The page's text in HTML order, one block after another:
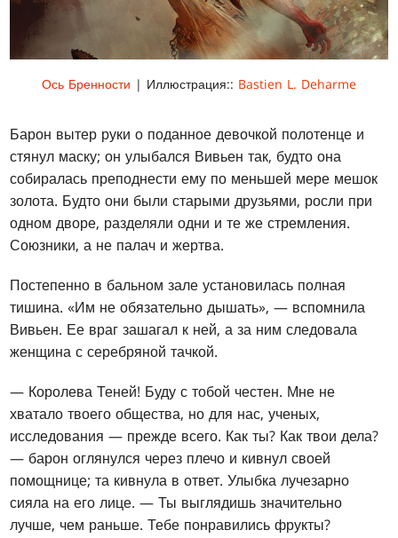
Ось Бренности | Иллюстрация:: Bastien L. Deharme
Барон вытер руки о поданное девочкой полотенце и
стянул маску; он улыбался Вивьен так, будто она
собиралась преподнести ему по меньшей мере мешок
золота. Будто они были старыми друзьями, росли при
одном дворе, разделяли одни и те же стремления.
Союзники, а не палач и жертва.
Постепенно в бальном зале установилась полная
тишина. «Им не обязательно дышать», — вспомнила
Вивьен. Ее враг зашагал к ней, а за ним следовала
женщина с серебряной тачкой.
— Королева Теней! Буду с тобой честен. Мне не
хватало твоего общества, но для нас, ученых,
исследования — прежде всего. Как ты? Как твои дела?
— барон оглянулся через плечо и кивнул своей
помощнице; та кивнула в ответ. Улыбка лучезарно
сияла на его лице. — Ты выглядишь значительно
лучше, чем раньше. Тебе понравились фрукты?